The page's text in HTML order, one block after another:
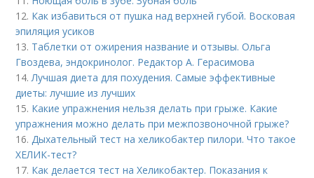
12. Как избавиться от пушка над верхней губой. Восковая
эпиляция усиков
13. Таблетки от ожирения название и отзывы. Ольга
Гвоздева, эндокринолог. Редактор А. Герасимова
14.Лучшая диета для похудения. Самые эффективные
диеты: лучшие из лучших
15. Какие упражнения нельзя делать при грыже. Какие
упражнения можно делать при межпозвоночной грыже?
16.Дыхательный тест на хеликобактер пилори. Что такое
ХЕЛИК-тест?
17. Как делается тест на Хеликобактер. Показания к